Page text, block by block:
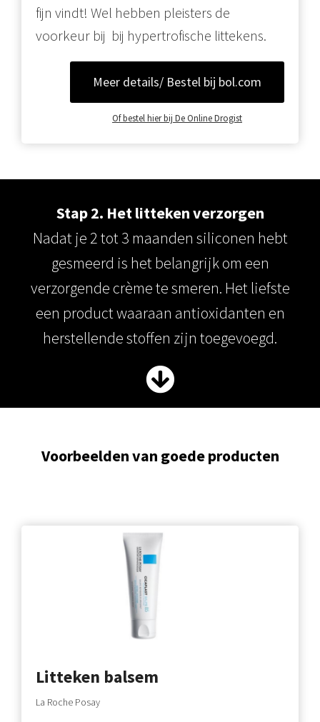
fijn vindt! Wel hebben pleisters de
voorkeur bij bij hypertrofische littekens.
Meer details/ Bestel bij bol.com
Of bestel hier bij De Online Drogist
Stap 2. Het litteken verzorgen
Nadat je 2 tot 3 maanden siliconen hebt
gesmeerd is het belangrijk om een
verzorgende crème te smeren. Het liefste
een product waaraan antioxidanten en
herstellende stoffen zijn toegevoegd.
Voorbeelden van goede producten
Litteken balsem
La Roche Posay